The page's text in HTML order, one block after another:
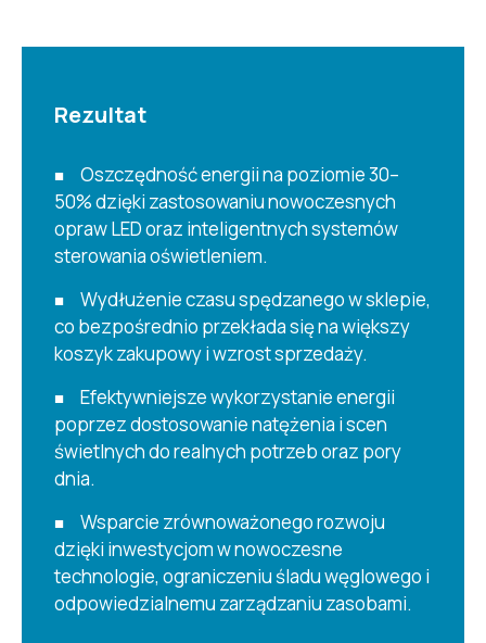
Rezultat
Oszczędność energii na poziomie 30–
50% dzięki zastosowaniu nowoczesnych
opraw LED oraz inteligentnych systemów
sterowania oświetleniem.
Wydłużenie czasu spędzanego w sklepie,
co bezpośrednio przekłada się na większy
koszyk zakupowy i wzrost sprzedaży.
Efektywniejsze wykorzystanie energii
poprzez dostosowanie natężenia i scen
świetlnych do realnych potrzeb oraz pory
dnia.
Wsparcie zrównoważonego rozwoju
dzięki inwestycjom w nowoczesne
technologie, ograniczeniu śladu węglowego i
odpowiedzialnemu zarządzaniu zasobami.